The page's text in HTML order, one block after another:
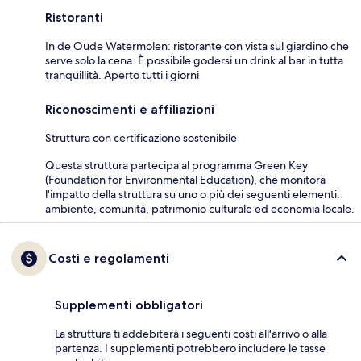
Ristoranti
In de Oude Watermolen: ristorante con vista sul giardino che
serve solo la cena. È possibile godersi un drink al bar in tutta
tranquillità. Aperto tutti i giorni
Riconoscimenti e affiliazioni
Struttura con certificazione sostenibile
Questa struttura partecipa al programma Green Key
(Foundation for Environmental Education), che monitora
l'impatto della struttura su uno o più dei seguenti elementi:
ambiente, comunità, patrimonio culturale ed economia locale.
Costi e regolamenti
Supplementi obbligatori
La struttura ti addebiterà i seguenti costi all'arrivo o alla
partenza. I supplementi potrebbero includere le tasse